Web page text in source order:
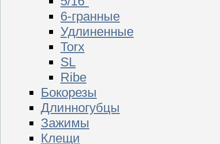
6-гранные
Удлиненные
Torx
SL
Ribe
Бокорезы
Длинногубцы
Зажимы
Клещи